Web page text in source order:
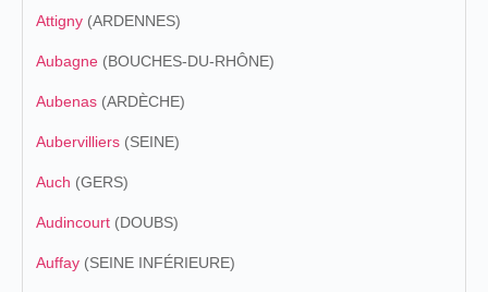
Attigny (ARDENNES)
Aubagne (BOUCHES-DU-RHÔNE)
Aubenas (ARDÈCHE)
Aubervilliers (SEINE)
Auch (GERS)
Audincourt (DOUBS)
Auffay (SEINE INFÉRIEURE)